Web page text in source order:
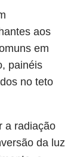
aos
em
painéis
no teto
a radiação
da luz